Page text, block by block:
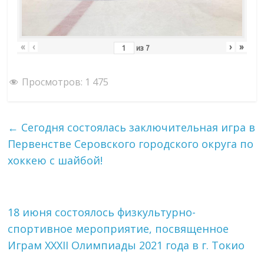
« ‹ из 7 › »
Просмотров: 1 475
← Сегодня состоялась заключительная игра в
Первенстве Серовского городского округа по
хоккею с шайбой!
18 июня состоялось физкультурно-
спортивное мероприятие, посвященное
Играм XXXII Олимпиады 2021 года в г. Токио